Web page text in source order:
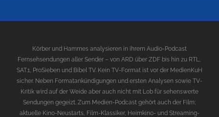
Körber und Hammes analysieren in ihrem Audio-Podcast
Fernsehsendungen aller Sender – von ARD über ZDF bis hin zu RTL,
SAT.1, ProSieben und Bibel TV. Kein TV-Format ist vor der MedienKuH
sicher. Neben Formatankündigungen und ersten Analysen sowie TV-
Kritik wird auf der Weide aber auch nicht mit Lob für sehenswerte
Sendungen gegeizt. Zum Medien-Podcast gehört auch der Film;
aktuelle Kino-Neustarts, Film-Klassiker, Heimkino- und Streaming-